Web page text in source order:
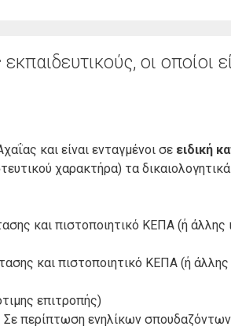
οι οποίοι
και είναι ενταγμένοι σε ειδική
χαρακτήρα) τα
και πιστοποιητικό ΚΕΠΑ (ή άλλης
και πιστοποιητικό ΚΕΠΑ (ή
επιτροπής)
Σε περίπτωση ενηλίκων